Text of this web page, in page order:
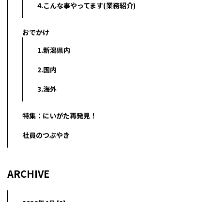
4.こんな事やってます(業務紹介)
おでかけ
1.新潟県内
2.国内
3.海外
特集：にいがた再発見！
社員のつぶやき
ARCHIVE